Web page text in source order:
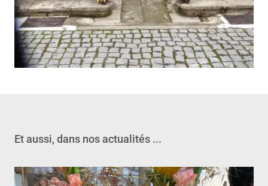
Et aussi, dans nos actualités ...